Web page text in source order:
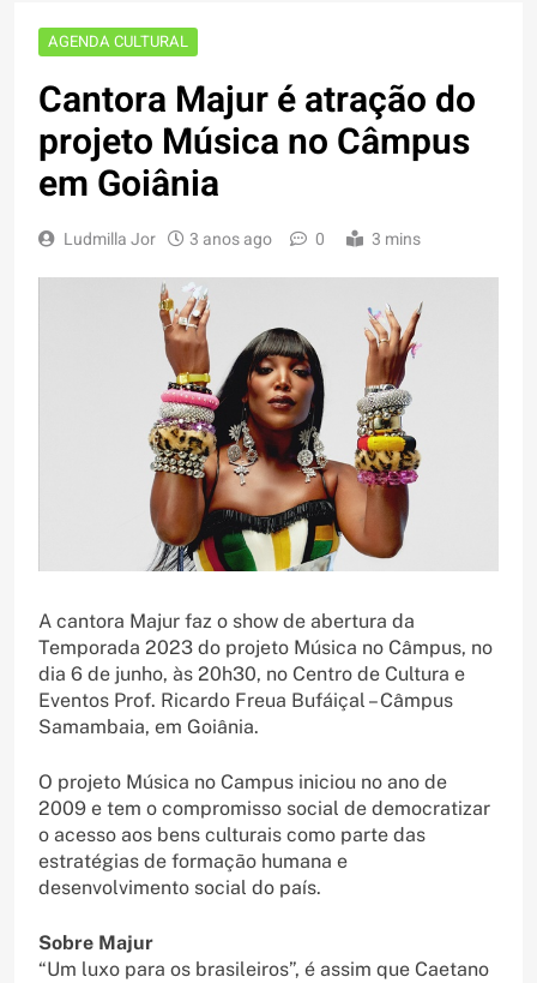
AGENDA CULTURAL
Cantora Majur é atração do
projeto Música no Câmpus
em Goiânia
Ludmilla Jor 3 anos ago 0 3 mins
A cantora Majur faz o show de abertura da
Temporada 2023 do projeto Música no Câmpus, no
dia 6 de junho, às 20h30, no Centro de Cultura e
Eventos Prof. Ricardo Freua Bufáiçal – Câmpus
Samambaia, em Goiânia.
O projeto Música no Campus iniciou no ano de
2009 e tem o compromisso social de democratizar
o acesso aos bens culturais como parte das
estratégias de formação humana e
desenvolvimento social do país.
Sobre Majur
“Um luxo para os brasileiros”, é assim que Caetano